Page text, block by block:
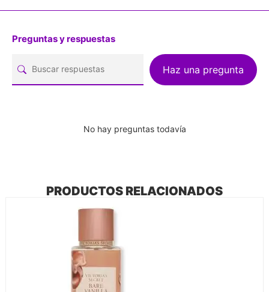
Preguntas y respuestas
Haz una pregunta
No hay preguntas todavía
PRODUCTOS RELACIONADOS